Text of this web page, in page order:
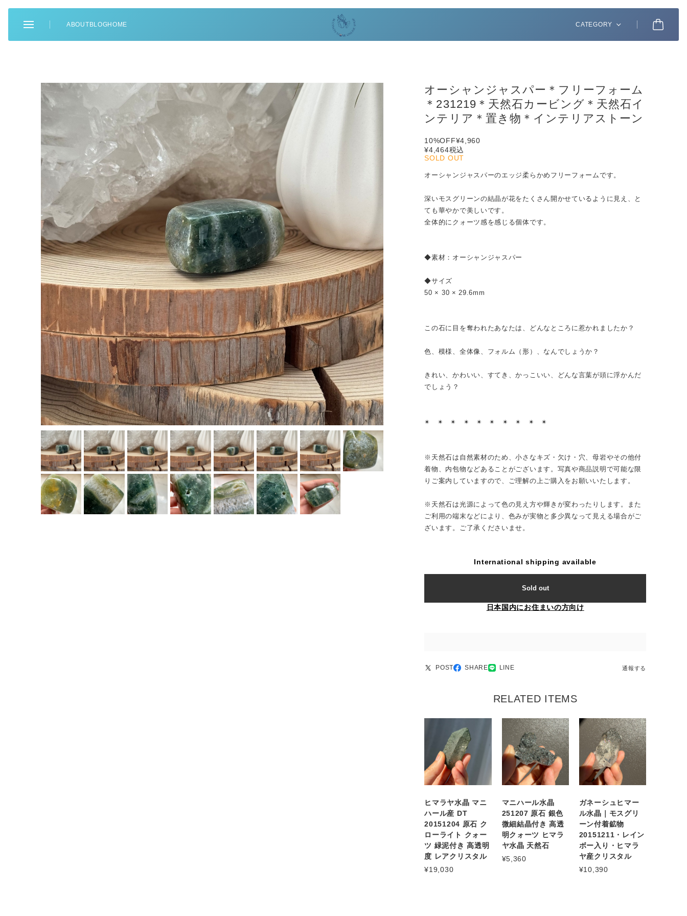
ABOUTBLOGHOME CATEGORY
オーシャンジャスパー＊フリーフォーム
＊231219＊天然石カービング＊天然石イ
ンテリア＊置き物＊インテリアストーン
10%OFF¥4,960
¥4,464税込
SOLD OUT
オーシャンジャスパーのエッジ柔らかめフリーフォームです。
深いモスグリーンの結晶が花をたくさん開かせているように見え、と
ても華やかで美しいです。
全体的にクォーツ感を感じる個体です。
◆素材：オーシャンジャスパー
◆サイズ
50 × 30 × 29.6mm
この石に目を奪われたあなたは、どんなところに惹かれましたか？
色、模様、全体像、フォルム（形）、なんでしょうか？
きれい、かわいい、すてき、かっこいい、どんな言葉が頭に浮かんだ
でしょう？
✴︎ ✴︎ ✴︎ ✴︎ ✴︎ ✴︎ ✴︎ ✴︎ ✴︎ ✴︎
※天然石は自然素材のため、小さなキズ・欠け・穴、母岩やその他付
着物、内包物などあることがございます。写真や商品説明で可能な限
りご案内していますので、ご理解の上ご購入をお願いいたします。
※天然石は光源によって色の見え方や輝きが変わったりします。また
ご利用の端末などにより、色みが実物と多少異なって見える場合がご
ざいます。ご了承くださいませ。
International shipping available
Sold out
日本国内にお住まいの方向け
POST SHARE LINE 通報する
RELATED ITEMS
ヒマラヤ水晶 マニ
ハール産 DT
20151204 原石 ク
ローライト クォー
ツ 緑泥付き 高透明
度 レアクリスタル
¥19,030
マニハール水晶
251207 原石 銀色
微細結晶付き 高透
明クォーツ ヒマラ
ヤ水晶 天然石
¥5,360
ガネーシュヒマー
ル水晶｜モスグリ
ーン付着鉱物
20151211・レイン
ボー入り・ヒマラ
ヤ産クリスタル
¥10,390